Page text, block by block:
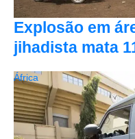
Explosão em
jihadista mata
África